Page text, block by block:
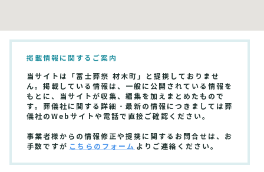
掲載情報に関するご案内
当サイトは「富士葬祭 材木町」と提携しておりませ
ん。掲載している情報は、一般に公開されている情報を
もとに、当サイトが収集、編集を加えまとめたもので
す。葬儀社に関する詳細・最新の情報につきましては葬
儀社のWebサイトや電話で直接ご確認ください。
事業者様からの情報修正や提携に関するお問合せは、お
手数ですが こちらのフォーム よりご連絡ください。